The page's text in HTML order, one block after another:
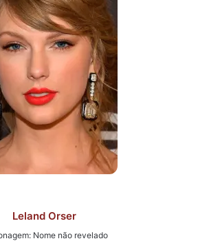
Leland Orser
Nome não revelado